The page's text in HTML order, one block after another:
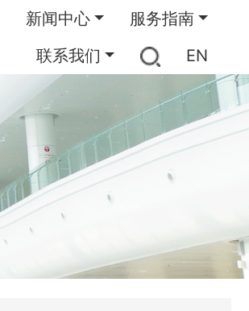
新闻中心
服务指南
联系我们
EN